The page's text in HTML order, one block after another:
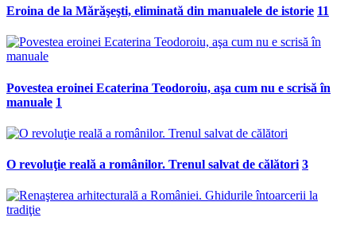
Eroina de la Mărăşeşti, eliminată din manualele de istorie 11
Povestea eroinei Ecaterina Teodoroiu, aşa cum nu e scrisă în
manuale 1
O revoluţie reală a românilor. Trenul salvat de călători 3